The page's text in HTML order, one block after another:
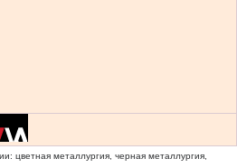
цветная металлургия, черная металлургия,